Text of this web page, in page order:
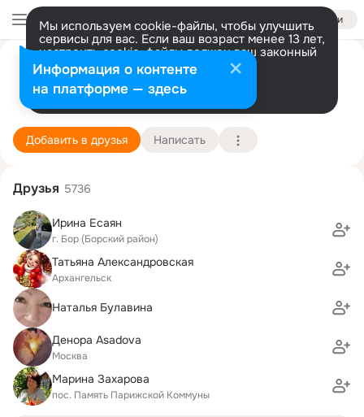
Войти
Мы используем cookie-файлы, чтобы улучшить
сервисы для вас. Если ваш возраст менее 13 лет,
настроить cookie-файлы должен ваш законный
представитель. Больше информации
Разрешить все Настроить
СОФТ ТУР г Бор
г. Бор (Борский район)
Подробнее
Добавить в друзья Написать
Друзья 5736
Ирина Есаян
г. Бор (Борский район)
Татьяна Александровская
Архангельск
Наталья Булавина
Денора Asadova
Москва
Марина Захарова
пос. Память Парижской Коммуны
Информация о контенте
на платформе — здесь